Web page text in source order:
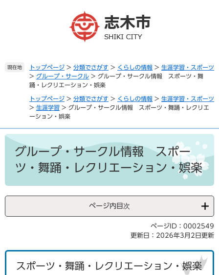
現在地 トップページ > 分類でさがす > くらしの情報 > 生涯学習・スポーツ
> グループ・サークル > グループ・サークル情報 スポーツ・舞
踊・レクリエーション・娯楽
トップページ > 分類でさがす > くらしの情報 > 生涯学習・スポーツ
> 生涯学習 > グループ・サークル情報 スポーツ・舞踊・レクリエ
ーション・娯楽
本
グループ・サークル情報 スポー
ツ・舞踊・レクリエーション・娯楽
ページ内目次
ページID：0002549
更新日：2026年3月2日更新
スポーツ・舞踊・レクリエーション・娯楽